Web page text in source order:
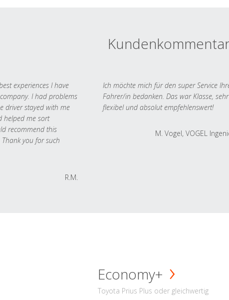
experiences I have
I had problems
driver stayed with me
helped me sort
recommend this
you for such
R.M.
Ich möchte mich für den super Service
Fahrer/in bedanken. Das war Klasse, sehr
flexibel und absolut empfehlenswert!
M. Vogel, VOGEL
Economy+
Toyota Prius Plus oder gleichwertig